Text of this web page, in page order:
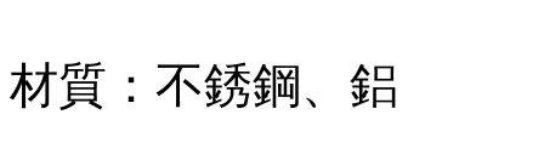
材質：不銹鋼、鋁